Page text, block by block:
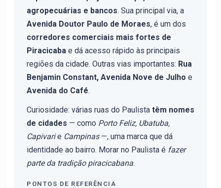
agropecuárias e bancos. Sua principal via, a
Avenida Doutor Paulo de Moraes, é um dos
corredores comerciais mais fortes de
Piracicaba e dá acesso rápido às principais
regiões da cidade. Outras vias importantes: Rua
Benjamin Constant, Avenida Nove de Julho e
Avenida do Café.
Curiosidade: várias ruas do Paulista têm nomes
de cidades — como Porto Feliz, Ubatuba,
Capivarie Campinas—, uma marca que dá
identidade ao bairro. Morar no Paulista é fazer
parte da tradição piracicabana.
PONTOS DE REFERÊNCIA